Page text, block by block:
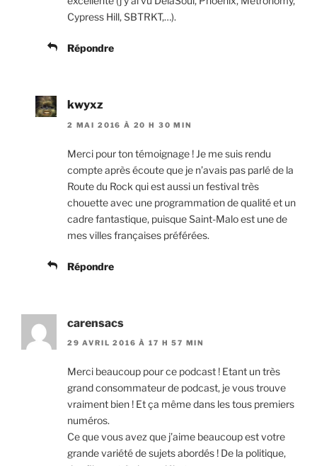
Cypress Hill, SBTRKT,…).
Répondre
kwyxz
2 MAI 2016 À 20 H 30 MIN
Merci pour ton témoignage ! Je me suis rendu
compte après écoute que je n’avais pas parlé de la
Route du Rock qui est aussi un festival très
chouette avec une programmation de qualité et un
cadre fantastique, puisque Saint-Malo est une de
mes villes françaises préférées.
Répondre
carensacs
29 AVRIL 2016 À 17 H 57 MIN
Merci beaucoup pour ce podcast ! Etant un très
grand consommateur de podcast, je vous trouve
vraiment bien ! Et ça même dans les tous premiers
numéros.
Ce que vous avez que j’aime beaucoup est votre
grande variété de sujets abordés ! De la politique,